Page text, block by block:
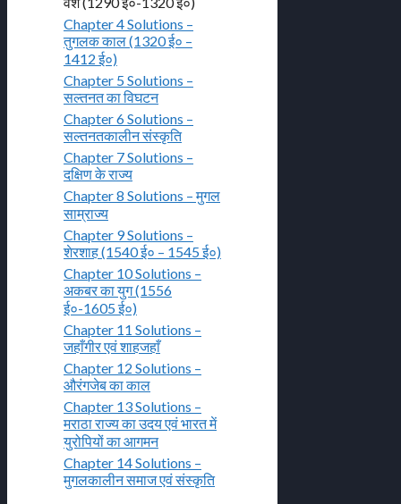
Chapter 4 Solutions –
तुगलक काल (1320 ई० –
1412 ई०)
Chapter 5 Solutions –
सल्तनत का विघटन
Chapter 6 Solutions –
सल्तनतकालीन संस्कृति
Chapter 7 Solutions –
दक्षिण के राज्य
Chapter 8 Solutions – मुगल
साम्राज्य
Chapter 9 Solutions –
शेरशाह (1540 ई० – 1545 ई०)
Chapter 10 Solutions –
अकबर का युग (1556
ई०-1605 ई०)
Chapter 11 Solutions –
जहाँगीर एवं शाहजहाँ
Chapter 12 Solutions –
औरंगजेब का काल
Chapter 13 Solutions –
मराठा राज्य का उदय एवं भारत में
युरोपियों का आगमन
Chapter 14 Solutions –
मुगलकालीन समाज एवं संस्कृति